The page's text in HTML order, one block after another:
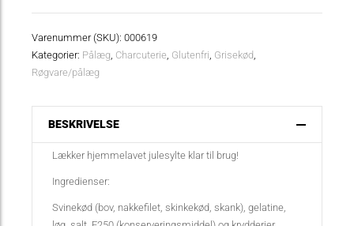
Varenummer (SKU): 000619
Kategorier: Pålæg Charcuterie Glutenfri Grisekød
Røgvare/pålæg
BESKRIVELSE
Lækker hjemmelavet julesylte klar til brug!
Ingredienser:
Svinekød (bov, nakkefilet, skinkekød, skank), gelatine,